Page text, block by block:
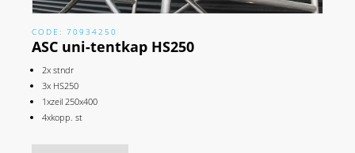
CODE: 70934250
ASC uni-tentkap HS250
2x stndr
3x HS250
1xzeil 250x400
4xkopp. st